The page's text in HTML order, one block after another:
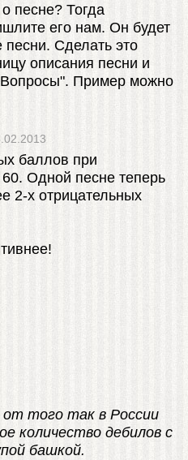
песне? Тогда
его нам. Он будет
песни. Сделать это
описания песни и
Пример можно
баллов при
Одной песне теперь
2-х отрицательных
того так в России
количество дебилов с
башкой.